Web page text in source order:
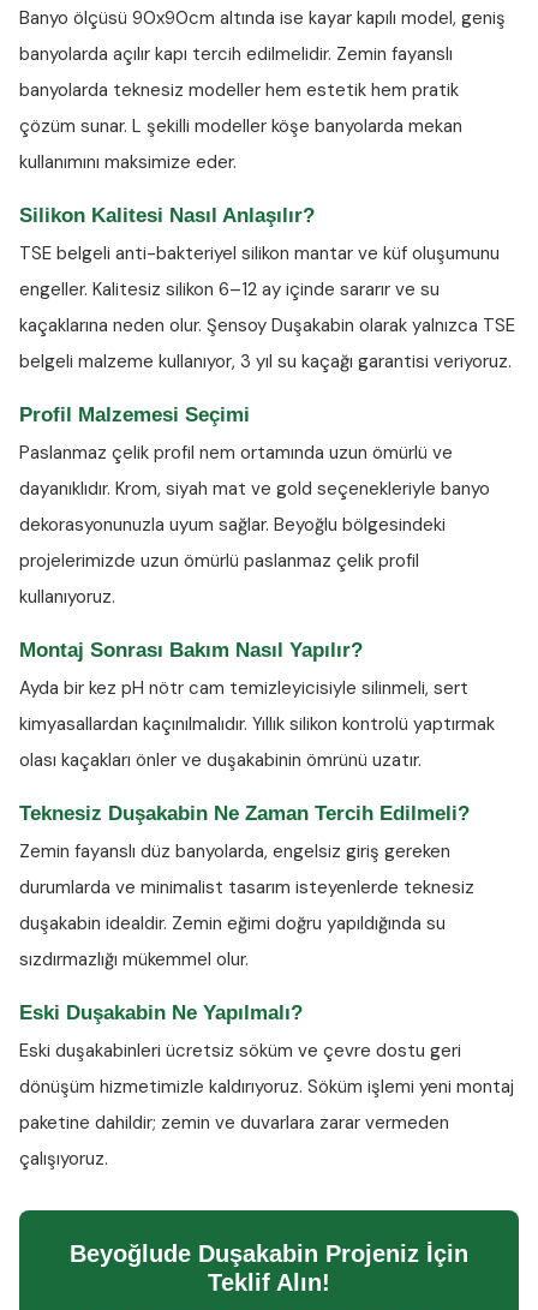
Banyo ölçüsü 90x90cm altında ise kayar kapılı model, geniş
banyolarda açılır kapı tercih edilmelidir. Zemin fayanslı
banyolarda teknesiz modeller hem estetik hem pratik
çözüm sunar. L şekilli modeller köşe banyolarda mekan
kullanımını maksimize eder.
Silikon Kalitesi Nasıl Anlaşılır?
TSE belgeli anti-bakteriyel silikon mantar ve küf oluşumunu
engeller. Kalitesiz silikon 6–12 ay içinde sararır ve su
kaçaklarına neden olur. Şensoy Duşakabin olarak yalnızca TSE
belgeli malzeme kullanıyor, 3 yıl su kaçağı garantisi veriyoruz.
Profil Malzemesi Seçimi
Paslanmaz çelik profil nem ortamında uzun ömürlü ve
dayanıklıdır. Krom, siyah mat ve gold seçenekleriyle banyo
dekorasyonunuzla uyum sağlar. Beyoğlu bölgesindeki
projelerimizde uzun ömürlü paslanmaz çelik profil
kullanıyoruz.
Montaj Sonrası Bakım Nasıl Yapılır?
Ayda bir kez pH nötr cam temizleyicisiyle silinmeli, sert
kimyasallardan kaçınılmalıdır. Yıllık silikon kontrolü yaptırmak
olası kaçakları önler ve duşakabinin ömrünü uzatır.
Teknesiz Duşakabin Ne Zaman Tercih Edilmeli?
Zemin fayanslı düz banyolarda, engelsiz giriş gereken
durumlarda ve minimalist tasarım isteyenlerde teknesiz
duşakabin idealdir. Zemin eğimi doğru yapıldığında su
sızdırmazlığı mükemmel olur.
Eski Duşakabin Ne Yapılmalı?
Eski duşakabinleri ücretsiz söküm ve çevre dostu geri
dönüşüm hizmetimizle kaldırıyoruz. Söküm işlemi yeni montaj
paketine dahildir; zemin ve duvarlara zarar vermeden
çalışıyoruz.
Beyoğlude Duşakabin Projeniz İçin
Teklif Alın!